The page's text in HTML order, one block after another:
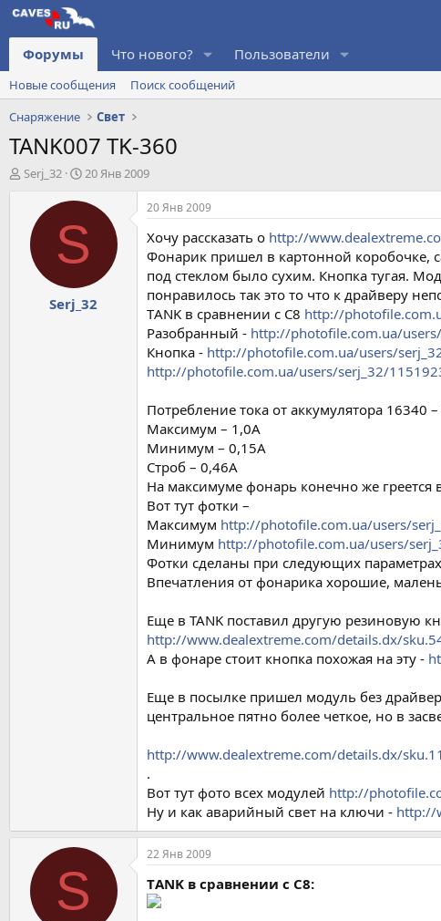
Форумы Что нового? Пользователи
Новые сообщения
Поиск сообщений
Снаряжение
Свет
TANK007 TK-360
А
Serj_32
Д
т
н
а
а
л
20 Янв 2009
S
Serj_32
20 Янв 2009
Хочу рассказать о http://
Фонарик пришел в картонной коробочке,
под стеклом было сухим. Кнопка тугая.
понравилось так это то что к драйверу
ТANK в сравнении с С8 http://
Разобранный - http://photofile.com.ua/
Кнопка - http://photofile.com.ua/users/
http://photofile.com.ua/users/serj_32/
Потребление тока от аккумулятора 16340
Максимум – 1,0А
Минимум – 0,15А
Строб – 0,46А
На максимуме фонарь конечно же греется
Вот тут фотки –
Максимум http://photofile.com.ua/users/
Минимум http://photofile.com.ua/users/
Фотки сделаны при следующих
Впечатления от фонарика хорошие,
Еще в TANK поставил другую резиновую
http://www.dealextreme.com/details.dx/
А в фонаре стоит кнопка похожая на эту -
Еще в посылке пришел модуль без
центральное пятно более четкое, но в
http://www.dealextreme.com/details.dx/
.
Вот тут фото всех модулей http://
Ну и как аварийный свет на ключи - http://
S
22 Янв 2009
ТANK в сравнении с С8: